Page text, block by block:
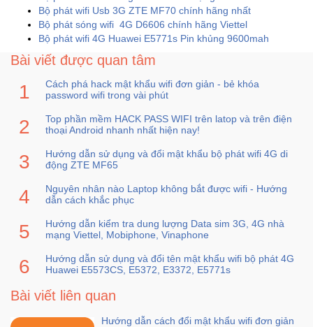
Khỏe
Làm
Thao
Dã
Bộ phát wifi Usb 3G ZTE MF70 chính hãng nhất
Bộ phát sóng wifi 4G D6606 chính hãng Viettel
Bộ phát wifi 4G Huawei E5771s Pin khủng 9600mah
Bài viết được quan tâm
Cách phá hack mật khẩu wifi đơn giản - bẻ khóa
password wifi trong vài phút
Top phần mềm HACK PASS WIFI trên latop và trên điện
thoại Android nhanh nhất hiện nay!
Hướng dẫn sử dụng và đổi mật khẩu bộ phát wifi 4G di
động ZTE MF65
Nguyên nhân nào Laptop không bắt được wifi - Hướng
dẫn cách khắc phục
Hướng dẫn kiểm tra dung lượng Data sim 3G, 4G nhà
mạng Viettel, Mobiphone, Vinaphone
Hướng dẫn sử dụng và đổi tên mật khẩu wifi bộ phát 4G
Huawei E5573CS, E5372, E3372, E5771s
Bài viết liên quan
Hướng dẫn cách đổi mật khẩu wifi đơn giản